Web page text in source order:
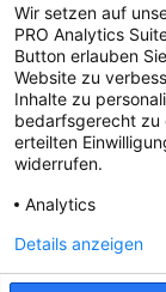
PRESSEINFOS
Fotos & Media
Digitale
DKMS
DKMS Donor
Wir setzen auf
PRO Analytics
Button erlauben
Website zu
Inhalte zu
bedarfsgerecht zu
erteilten
widerrufen.
Analytics
Details anzeigen